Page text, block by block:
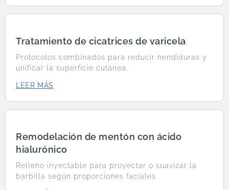
Tratamiento de cicatrices de varicela
Protocolos combinados para reducir hendiduras y
unificar la superficie cutánea.
LEER MÁS
Remodelación de mentón con ácido
hialurónico
Relleno inyectable para proyectar o suavizar la
barbilla según proporciones faciales.